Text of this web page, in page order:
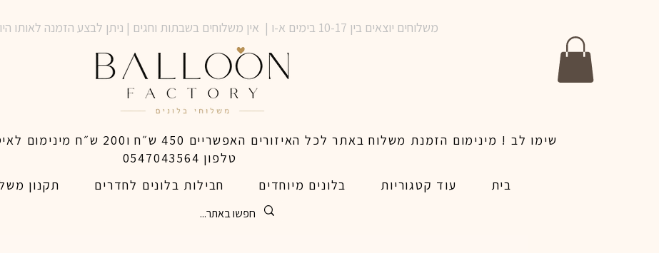
משלוחים יוצאים בין 10-17 בימים א-ו | אין משלוחים בשבתות וחגים | ניתן לבצע הזמנה לאותו היום עד שעה 14:00
טלפון 0547043564
בית
עוד קטגוריות בלונים מיוחדים חבילות בלונים לחדרים תקנון